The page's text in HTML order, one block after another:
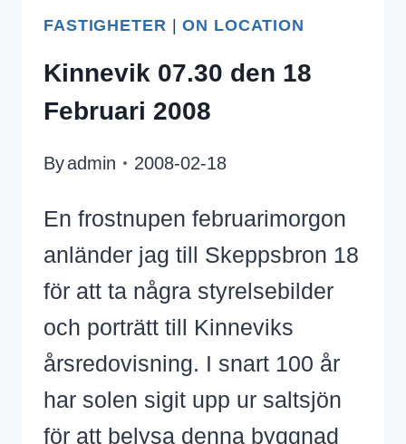
FASTIGHETER |ON LOCATION
Kinnevik 07.30 den 18
Februari 2008
Byadmin 2008-02-18
En frostnupen februarimorgon
anländer jag till Skeppsbron 18
för att ta några styrelsebilder
och porträtt till Kinneviks
årsredovisning. I snart 100 år
har solen sigit upp ur saltsjön
för att belysa denna byggnad